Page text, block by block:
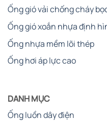
Ống gió vải chống cháy
Ống gió xoắn nhựa định
Ống nhựa mềm lõi thép
Ống hơi áp lực cao
DANH MỤC
Ống luồn dây điện